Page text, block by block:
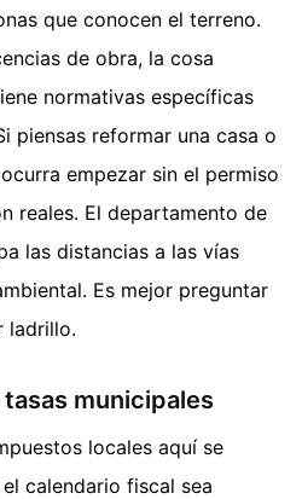
que conocen el terreno.
de obra, la cosa
normativas específicas
piensas reformar una casa o
empezar sin el permiso
reales. El departamento de
las distancias a las vías
Es mejor preguntar
ladrillo.
municipales
locales aquí se
calendario fiscal sea